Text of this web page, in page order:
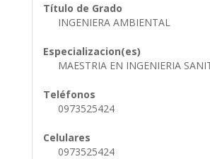
Título de Grado
INGENIERA AMBIENTAL
Especializacion(es)
MAESTRIA EN INGENIERIA
Teléfonos
0973525424
Celulares
0973525424